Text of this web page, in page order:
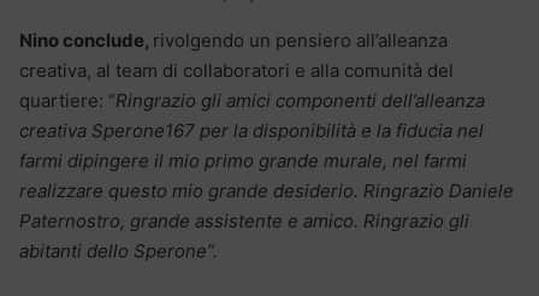
Nino conclude, rivolgendo un pensiero all’alleanza
creativa, al team di collaboratori e alla comunità del
quartiere: “Ringrazio gli amici componenti dell’alleanza
creativa Sperone167 per la disponibilità e la fiducia nel
farmi dipingere il mio primo grande murale, nel farmi
realizzare questo mio grande desiderio. Ringrazio Daniele
Paternostro, grande assistente e amico. Ringrazio gli
abitanti dello Sperone”.